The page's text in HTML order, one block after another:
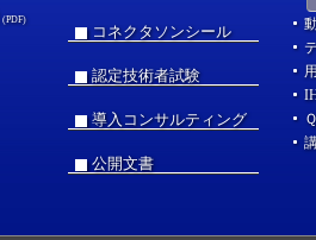
(PDF)
コネクタソンシール
認定技術者試験
導入コンサルティング
公開文書